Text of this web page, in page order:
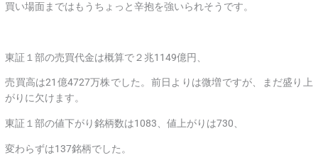
買い場面まではもうちょっと辛抱を強いられそうです。
東証１部の売買代金は概算で２兆1149億円、
売買高は21億4727万株でした。前日よりは微増ですが、まだ盛り上
がりに欠けます。
東証１部の値下がり銘柄数は1083、値上がりは730、
変わらずは137銘柄でした。